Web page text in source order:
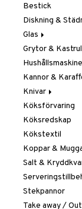
Klockor
Krukor
Metal Art
Vaser
Hängare &
Hyllor
Småförvaring
Juldekoration
Ljuslyktor &
Småmöbler
Bestick
Diskning &
Glas
Dricksglas
Drink- &
Ölglas
Snaps- &
Vinglas
Whiskey- &
Grytor &
Brödrostar
Kaffe, Te &
Mixer & Elvispar
Övriga maskiner
Vattenkokare
Kannor &
Knivar
Brödknivar
Knivset
Knivslipar och
Knivtillbehör
Kockknivar
Skal- &
Skärbrädor
Specialknivar
Köksförvaring
Köksredskap
Kökstextil
Koppar &
Salt &
Stekpannor
Take away /